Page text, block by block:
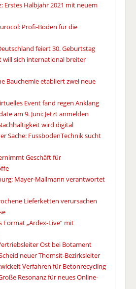
Erstes Halbjahr 2021 mit neuem
Profi-Böden für die
feiert 30. Geburtstag
will sich international breiter
Bauchemie etabliert zwei neue
Event fand regen Anklang
am 9. Juni: Jetzt anmelden
wird digital
Sache: FussbodenTechnik sucht
Geschäft für
Mayer-Mallmann verantwortet
Lieferketten verursachen
Format „Ardex-Live“ mit
Ost bei Botament
neuer Thomsit-Bezirksleiter
Verfahren für Betonrecycling
Resonanz für neues Online-